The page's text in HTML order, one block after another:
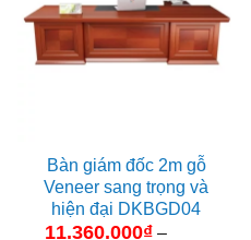
Bàn giám đốc 2m gỗ
Veneer sang trọng và
hiện đại DKBGD04
11.360.000₫ –